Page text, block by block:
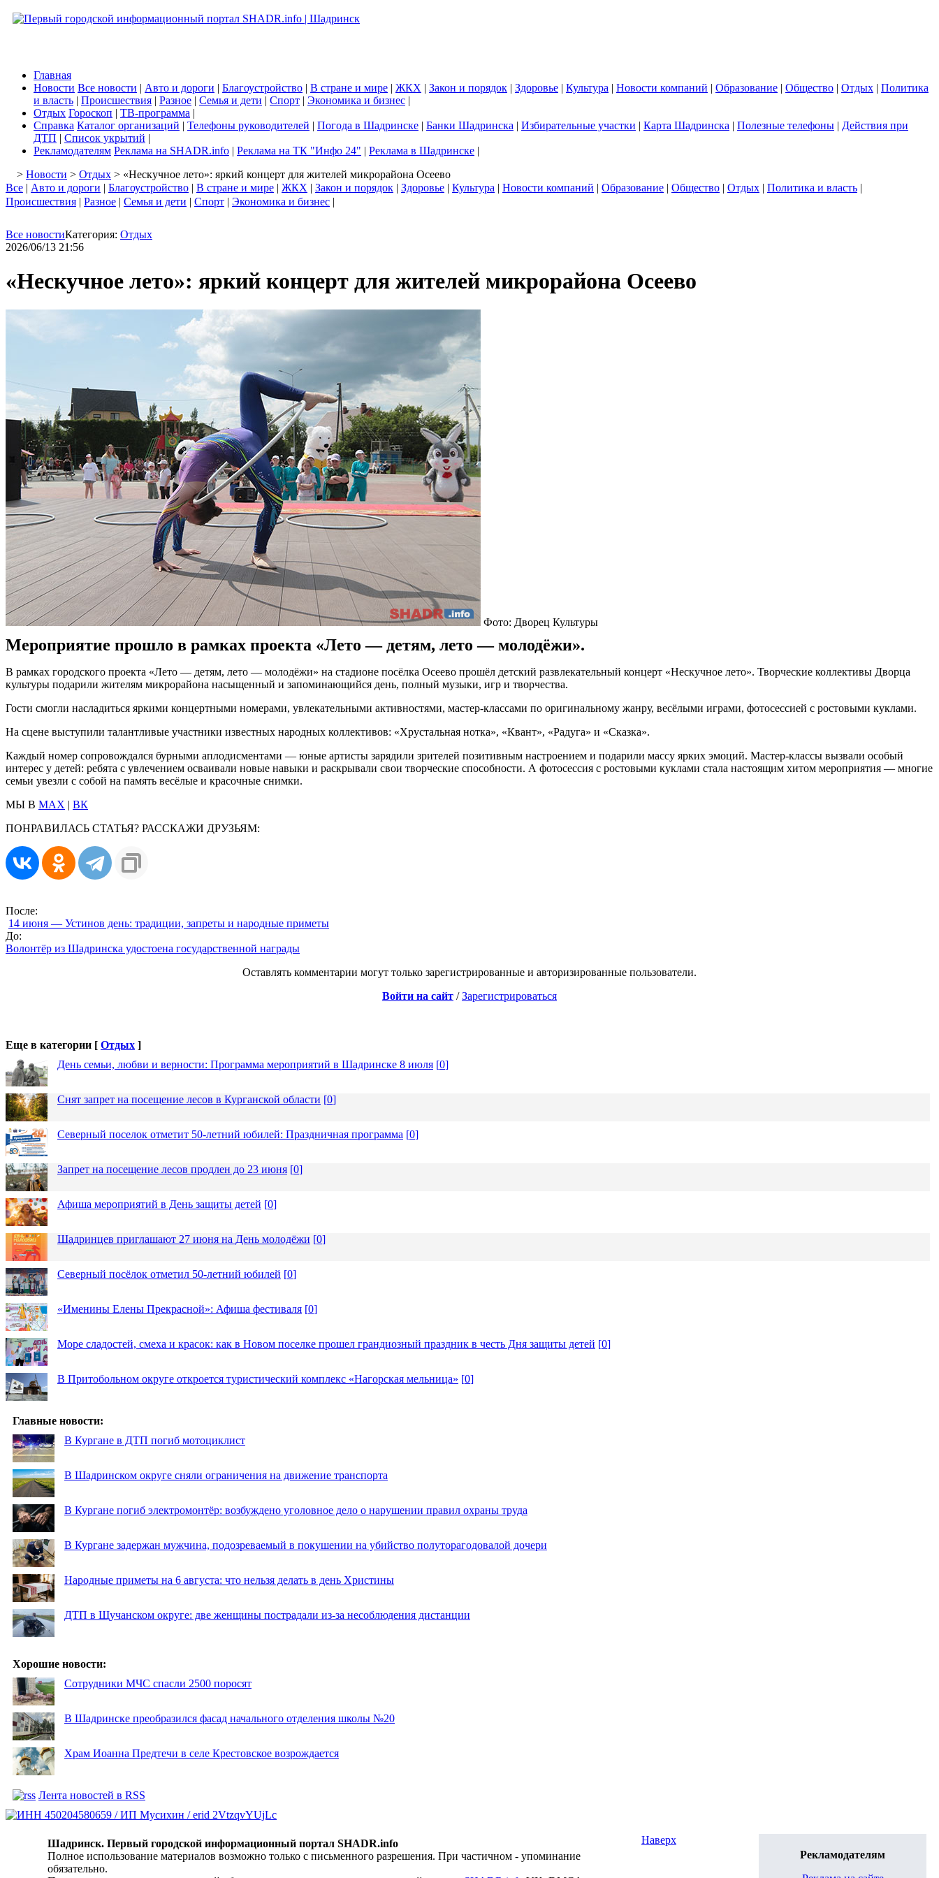
Главная
Новости Все новости | Авто и дороги | Благоустройство | В стране и мире | ЖКХ | Закон и порядок | Здоровье | Культура | Новости компаний | Образование | Общество | Отдых | Политика
и власть | Происшествия | Разное | Семья и дети | Спорт | Экономика и бизнес |
Отдых Гороскоп | ТВ-программа |
Справка Каталог организаций | Телефоны руководителей | Погода в Шадринске | Банки Шадринска | Избирательные участки | Карта Шадринска | Полезные телефоны | Действия при
ДТП | Список укрытий |
Рекламодателям Реклама на SHADR.info | Реклама на ТК "Инфо 24" | Реклама в Шадринске |
> Новости > Отдых > «Нескучное лето»: яркий концерт для жителей микрорайона Осеево
Все | Авто и дороги | Благоустройство | В стране и мире | ЖКХ | Закон и порядок | Здоровье | Культура | Новости компаний | Образование | Общество | Отдых | Политика и власть |
Происшествия | Разное | Семья и дети | Спорт | Экономика и бизнес |
Все новостиКатегория: Отдых
2026/06/13 21:56
«Нескучное лето»: яркий концерт для жителей микрорайона Осеево
Фото: Дворец Культуры
Мероприятие прошло в рамках проекта «Лето — детям, лето — молодёжи».
В рамках городского проекта «Лето — детям, лето — молодёжи» на стадионе посёлка Осеево прошёл детский развлекательный концерт «Нескучное лето». Творческие коллективы Дворца
культуры подарили жителям микрорайона насыщенный и запоминающийся день, полный музыки, игр и творчества.
Гости смогли насладиться яркими концертными номерами, увлекательными активностями, мастер‑классами по оригинальному жанру, весёлыми играми, фотосессией с ростовыми куклами.
На сцене выступили талантливые участники известных народных коллективов: «Хрустальная нотка», «Квант», «Радуга» и «Сказка».
Каждый номер сопровождался бурными аплодисментами — юные артисты зарядили зрителей позитивным настроением и подарили массу ярких эмоций. Мастер‑классы вызвали особый
интерес у детей: ребята с увлечением осваивали новые навыки и раскрывали свои творческие способности. А фотосессия с ростовыми куклами стала настоящим хитом мероприятия — многие
семьи увезли с собой на память весёлые и красочные снимки.
МЫ В MAX | ВК
ПОНРАВИЛАСЬ СТАТЬЯ? РАССКАЖИ ДРУЗЬЯМ:
После:
14 июня — Устинов день: традиции, запреты и народные приметы
До:
Волонтёр из Шадринска удостоена государственной награды
Оставлять комментарии могут только зарегистрированные и авторизированные пользователи.
Войти на сайт /Зарегистрироваться
Еще в категории [ Отдых ]
День семьи, любви и верности: Программа мероприятий в Шадринске 8 июля [0]
Снят запрет на посещение лесов в Курганской области [0]
Северный поселок отметит 50-летний юбилей: Праздничная программа [0]
Запрет на посещение лесов продлен до 23 июня [0]
Афиша мероприятий в День защиты детей [0]
Шадринцев приглашают 27 июня на День молодёжи [0]
Северный посёлок отметил 50-летний юбилей [0]
«Именины Елены Прекрасной»: Афиша фестиваля [0]
Море сладостей, смеха и красок: как в Новом поселке прошел грандиозный праздник в честь Дня защиты детей [0]
В Притобольном округе откроется туристический комплекс «Нагорская мельница» [0]
Главные новости:
В Кургане в ДТП погиб мотоциклист
В Шадринском округе сняли ограничения на движение транспорта
В Кургане погиб электромонтёр: возбуждено уголовное дело о нарушении правил охраны труда
В Кургане задержан мужчина, подозреваемый в покушении на убийство полуторагодовалой дочери
Народные приметы на 6 августа: что нельзя делать в день Христины
ДТП в Щучанском округе: две женщины пострадали из-за несоблюдения дистанции
Хорошие новости:
Сотрудники МЧС спасли 2500 поросят
В Шадринске преобразился фасад начального отделения школы №20
Храм Иоанна Предтечи в селе Крестовское возрождается
Лента новостей в RSS
Шадринск. Первый городской информационный портал SHADR.info
Полное использование материалов возможно только с письменного разрешения. При частичном - упоминание
обязательно.
Рекламодателям
Наверх